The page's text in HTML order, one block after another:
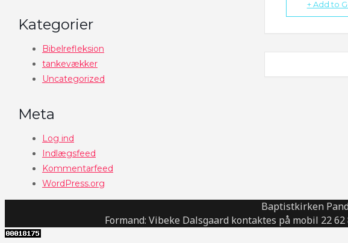
Kategorier
Bibelrefleksion
tankevækker
Uncategorized
Meta
Log ind
Indlægsfeed
Kommentarfeed
WordPress.org
+ Add to
Baptistkirken
Formand: Vibeke Dalsgaard kontaktes på mobil 22